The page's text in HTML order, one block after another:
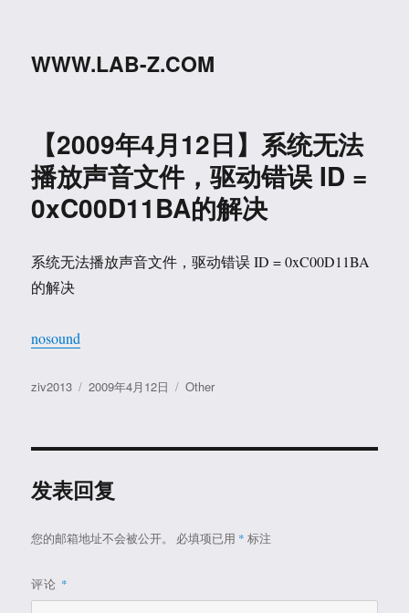
WWW.LAB-Z.COM
【2009年4月12日】系统无法
播放声音文件，驱动错误 ID =
0xC00D11BA的解决
系统无法播放声音文件，驱动错误 ID = 0xC00D11BA
的解决
nosound
作
ziv2013
发
2009年4月12日
分
Other
发表回复
您的邮箱地址不会被公开。 必填项已用 * 标注
评论 *